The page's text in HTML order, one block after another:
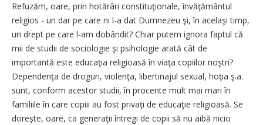
Refuzăm, oare, prin hotărâri constituţionale, învăţământul
religios - un dar pe care ni l-a dat Dumnezeu şi, în acelaşi timp,
un drept pe care l-am dobândit? Chiar putem ignora faptul că
mii de studii de sociologie şi psihologie arată cât de
importantă este educaţia religioasă în viaţa copiilor noştri?
Dependenţa de droguri, violenţa, libertinajul sexual, hoţia ş.a.
sunt, conform acestor studii, în procente mult mai mari în
familiile în care copiii au fost privaţi de educaţie religioasă. Se
doreşte, oare, ca generaţii întregi de copii să nu aibă nicio